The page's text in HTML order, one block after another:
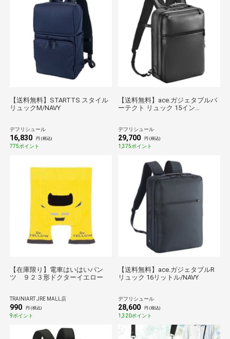
【送料無料】STARTTS スタイル
リュックM/NAVY
デフリシュール
16,830 円 (税込)
775ポイント
【送料無料】ace.ガジェタブルバ
ーテクト リュック 15イン
デフリシュール
29,700 円 (税込)
1,375ポイント
【在庫限り】電車はいはいパン
ツ ９２３形ドクターイエロー
TRAINIART JRE MALL店
990 円 (税込)
9ポイント
【送料無料】ace.ガジェタブルR
リュック 16リットル/NAVY
デフリシュール
28,600 円 (税込)
1,320ポイント